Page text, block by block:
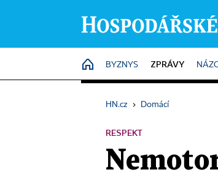
HOME
BYZNYS ZPRÁVY
HN.cz › Domácí
RESPEKT